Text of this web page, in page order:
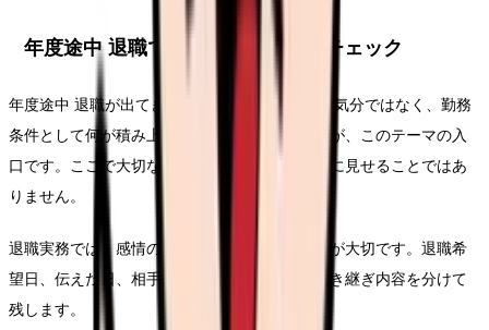
年度途中 退職で辞めたい時の固有チェック
年度途中 退職が出てきた時点で、単なる一日の気分ではなく、勤務
条件として何が積み上がっているかを見ることが、このテーマの入
口です。ここで大切なのは、退職理由をきれいに見せることではあ
りません。
退職実務では、感情の正しさより記録の正確さが大切です。退職希
望日、伝えた日、相手の返答、有休残日数、引き継ぎ内容を分けて
残します。